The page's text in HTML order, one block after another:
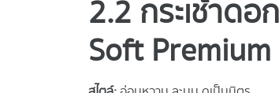
2.2 กระเช้าดอ
Soft